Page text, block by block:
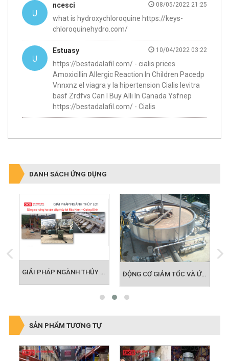
ncesci 08/05/2022 21:25
what is hydroxychloroquine https://keys-
chloroquinehydro.com/
Estuasy 10/04/2022 03:22
https://bestadalafil.com/ - cialis prices
Amoxicillin Allergic Reaction In Children Pacedp
Vnnxnz el viagra y la hipertension Cialis levitra
basf Zrdfvs Can I Buy Alli In Canada Ysfnep
https://bestadalafil.com/ - Cialis
DANH SÁCH ỨNG DỤNG
ĐỘNG CƠ GIẢM TỐC VÀ ỨNG DỤNG BỂ ADF TRONG LĨNH VỰC MÔI TRƯỜNG
SẢN PHẨM TƯƠNG TỰ